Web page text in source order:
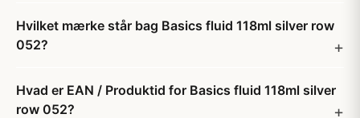
Hvilket mærke står bag Basics fluid 118ml silver row
052?
Hvad er EAN / Produktid for Basics fluid 118ml silver
row 052?